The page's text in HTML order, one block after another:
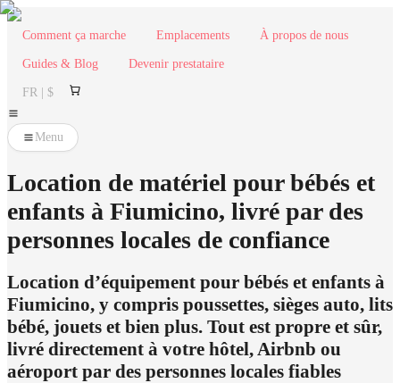
Comment ça marche Emplacements À propos de nous
Guides & Blog Devenir prestataire
FR | $
Menu
Location de matériel pour bébés et
enfants à Fiumicino, livré par des
personnes locales de confiance
Location d’équipement pour bébés et enfants à
Fiumicino, y compris poussettes, sièges auto, lits
bébé, jouets et bien plus. Tout est propre et sûr,
livré directement à votre hôtel, Airbnb ou
aéroport par des personnes locales fiables